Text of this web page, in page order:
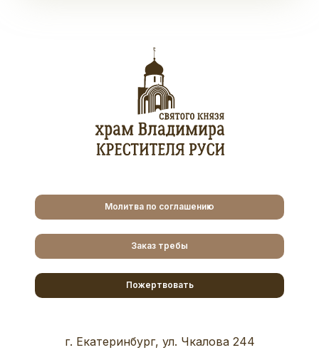
Молитва по соглашению
Заказ требы
Пожертвовать
г. Екатеринбург, ул. Чкалова 244